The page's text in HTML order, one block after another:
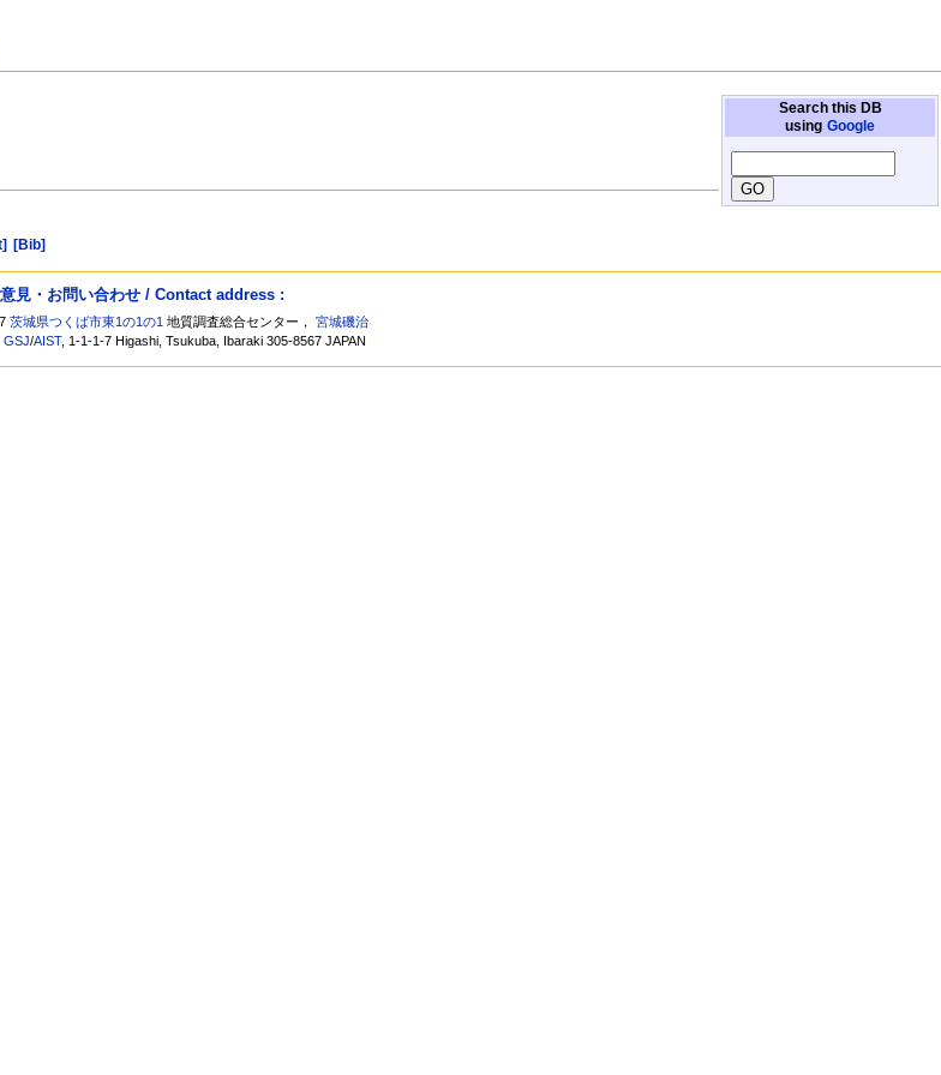
Search this DB
using Google
[Bib]
見・お問い合わせ / Contact address :
茨城県つくば市東1の1の1 地質調査総合センター，宮城磯治
,GSJ/AIST, 1-1-1-7 Higashi, Tsukuba, Ibaraki 305-8567 JAPAN